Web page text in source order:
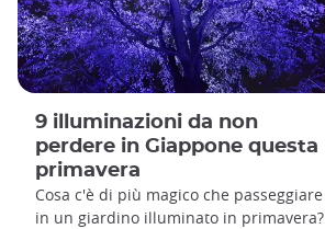
9 illuminazioni da non
perdere in Giappone questa
primavera
Cosa c'è di più magico che passeggiare
in un giardino illuminato in primavera?